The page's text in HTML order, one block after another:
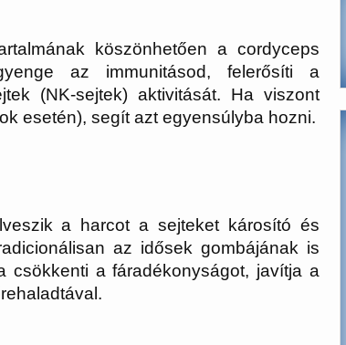
köszönhetően a cordyceps
az immunitásod, felerősíti a
(NK-sejtek) aktivitását. Ha viszont
esetén), segít azt egyensúlyba hozni.
a harcot a sejteket károsító és
az idősek gombájának is
csökkenti a fáradékonyságot, javítja a